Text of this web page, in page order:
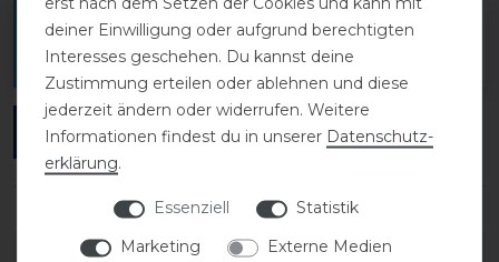
Melde dich an, um eine Kundenrezension zu
verfassen.
ANMELDEN
DETAILS ZUR PRODUKTSICHERHEIT
deiner Einwilligung oder aufgrund berechtigten
Interesses geschehen. Du kannst deine
Zustimmung erteilen oder ablehnen und diese
jederzeit ändern oder widerrufen. Weitere
Informationen findest du in unserer Daten­schutz­
erklärung.
Essenziell
Statistik
Marketing
Externe Medien